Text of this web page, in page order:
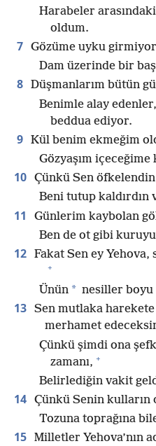
Harabeler
oldum.
7 Gözüme uyku
Dam üzerinde bir
8 Düşmanlarım bütün
Benimle alay
beddua ediyor.
9 Kül benim ekmeğim
Gözyaşım içeceğime
10 Çünkü Sen
Beni tutup kaldırdın
11 Günlerim kaybolan
Ben de ot gibi
12 Fakat Sen ey Yehova,
+
Ünün * nesiller boyu
13 Sen mutlaka harekete
merhamet
Çünkü şimdi ona
zamanı, +
Belirlediğin vakit
14 Çünkü Senin kulların
Tozuna toprağına
15 Milletler Yehova’nın